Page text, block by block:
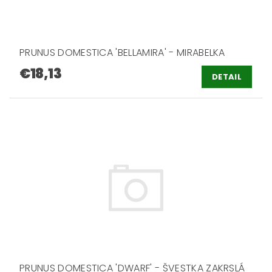
PRUNUS DOMESTICA 'BELLAMIRA' - MIRABELKA
€18,13 DETAIL
PRUNUS DOMESTICA 'DWARF' - ŠVESTKA ZAKRSLÁ